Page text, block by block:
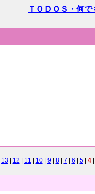
ＴＯＤＯＳ・何
13 12 11 10| 9 8| 7 6 5| 4|